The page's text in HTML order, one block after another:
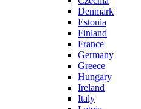
Denmark
Estonia
Finland
France
Germany
Greece
Hungary
Ireland
Italy